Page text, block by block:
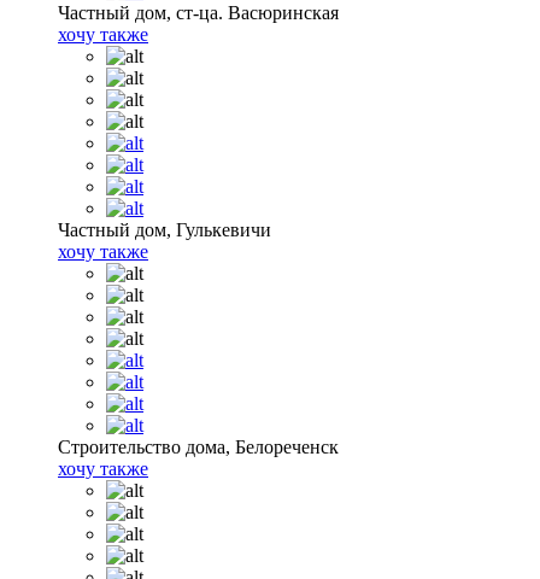
Частный дом, ст-ца. Васюринская
хочу также
Частный дом, Гулькевичи
хочу также
Строительство дома, Белореченск
хочу также